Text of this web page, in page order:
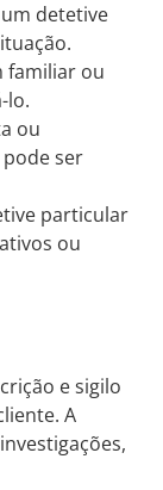
detetive
familiar ou
lo.
ou
ser
particular
ou
e sigilo
A